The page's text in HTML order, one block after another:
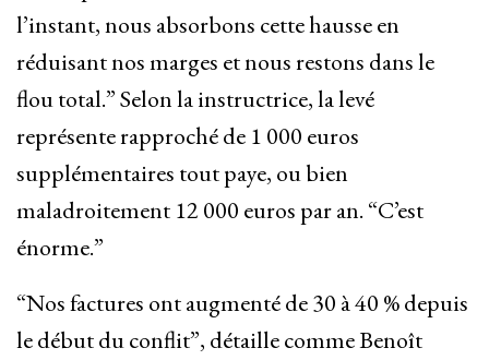
l’instant, nous absorbons cette hausse en
réduisant nos marges et nous restons dans le
flou total.” Selon la instructrice, la levé
représente rapproché de 1 000 euros
supplémentaires tout paye, ou bien
maladroitement 12 000 euros par an. “C’est
énorme.”
“Nos factures ont augmenté de 30 à 40 % depuis
le début du conflit”, détaille comme Benoît